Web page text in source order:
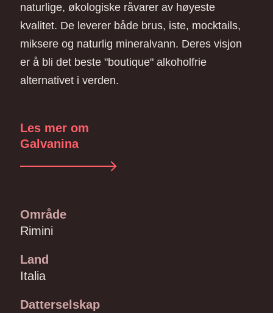
naturlige, økologiske råvarer av høyeste
kvalitet. De leverer både brus, iste, mocktails,
miksere og naturlig mineralvann. Deres visjon
er å bli det beste "boutique" alkoholfrie
alternativet i verden.
Les mer om
Galvanina
Område
Rimini
Land
Italia
Datterselskap